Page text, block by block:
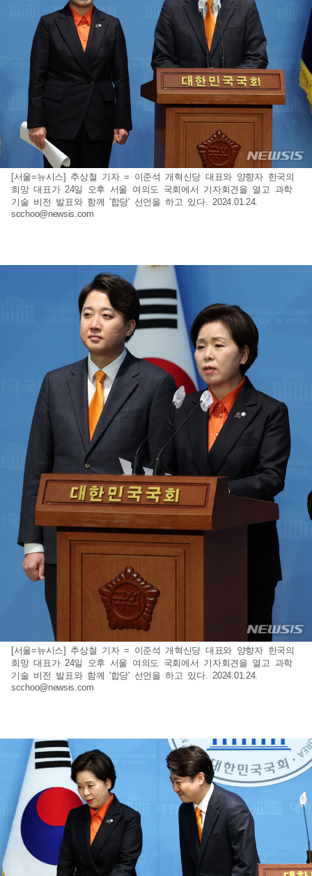
[서울=뉴시스] 추상철 기자 = 이준석 개혁신당 대표와 양향자 한국의
희망 대표가 24일 오후 서울 여의도 국회에서 기자회견을 열고 과학
기술 비전 발표와 함께 '합당' 선언을 하고 있다. 2024.01.24.
scchoo@newsis.com
[서울=뉴시스] 추상철 기자 = 이준석 개혁신당 대표와 양향자 한국의
희망 대표가 24일 오후 서울 여의도 국회에서 기자회견을 열고 과학
기술 비전 발표와 함께 '합당' 선언을 하고 있다. 2024.01.24.
scchoo@newsis.com